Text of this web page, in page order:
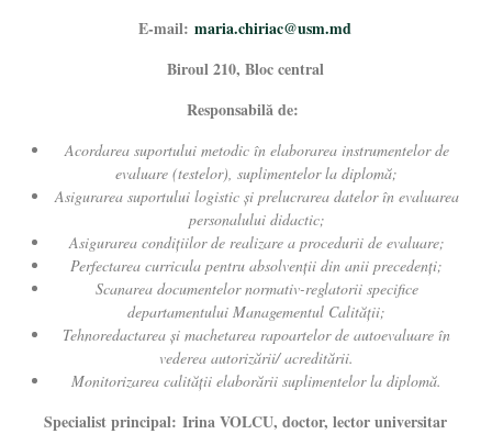
E-mail:maria.chiriac@usm.md
Biroul 210, Bloc central
Responsabilă de:
Acordarea suportului metodic în elaborarea instrumentelor de
evaluare (testelor), suplimentelor la diplomă;
Asigurarea suportului logistic şi prelucrarea datelor în evaluarea
personalului didactic;
Asigurarea condiţiilor de realizare a procedurii de evaluare;
Perfectarea curricula pentru absolvenţii din anii precedenţi;
Scanarea documentelor normativ-reglatorii specifice
departamentului Managementul Calității;
Tehnoredactarea şi machetarea rapoartelor de autoevaluare în
vederea autorizării/ acreditării.
Monitorizarea calității elaborării suplimentelor la diplomă.
Specialistprincipal: Irina VOLCU, doctor, lector universitar